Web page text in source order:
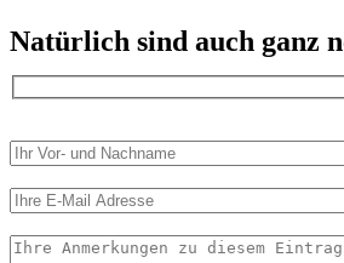
Natürlich sind auch ganz